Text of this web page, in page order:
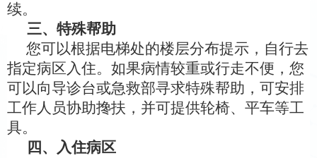
续。
三、特殊帮助
您可以根据电梯处的楼层分布提示，自行去
指定病区入住。如果病情较重或行走不便，您
可以向导诊台或急救部寻求特殊帮助，可安排
工作人员协助搀扶，并可提供轮椅、 平车等工
具。
四、入住病区